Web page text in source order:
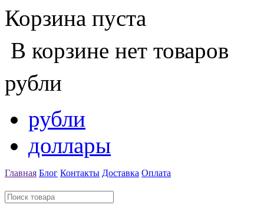
Корзина пуста
В корзине нет товаров
рубли
рубли
доллары
Главная Блог Контакты Доставка Оплата